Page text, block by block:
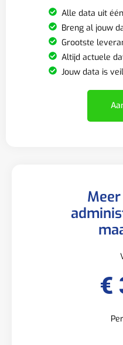
Alle data uit
Breng al jouw
Grootste
Altijd actuele
Jouw data is
€